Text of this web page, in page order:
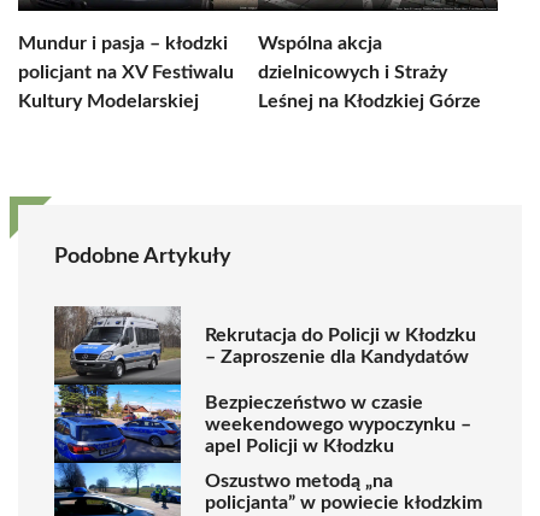
Mundur i pasja – kłodzki
policjant na XV Festiwalu
Kultury Modelarskiej
Wspólna akcja
dzielnicowych i Straży
Leśnej na Kłodzkiej Górze
Podobne Artykuły
Rekrutacja do Policji w Kłodzku
– Zaproszenie dla Kandydatów
Bezpieczeństwo w czasie
weekendowego wypoczynku –
apel Policji w Kłodzku
Oszustwo metodą „na
policjanta” w powiecie kłodzkim